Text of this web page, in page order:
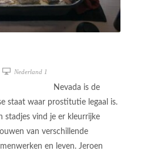
Nederland 1
Nevada is de
staat waar prostitutie legaal is.
stadjes vind je er kleurrijke
van verschillende
en leven. Jeroen